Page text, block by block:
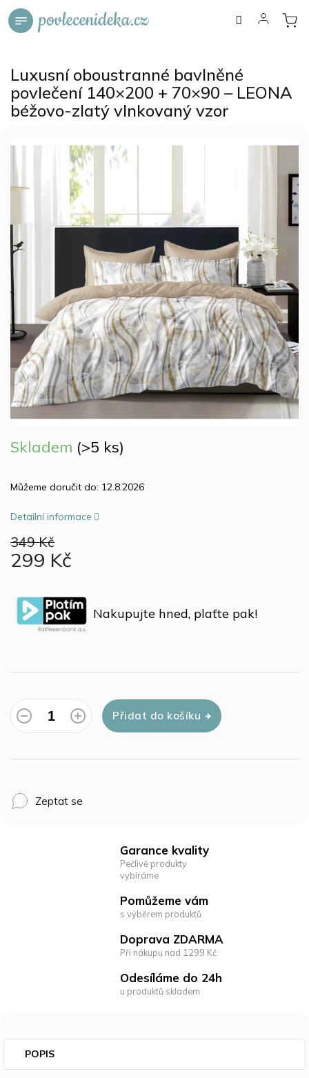
Přejít
na
Luxusní oboustranné bavlněné
povlečení 140×200 + 70×90 – LEONA
béžovo-zlatý vlnkovaný vzor
349 Kč
299 Kč
cena:
Nakupujte hned, plaťte pak!
Skladem (>5 ks)
Můžeme doručit do: 12.8.2026
Přidat do košíku
Detailní informace
Zeptat se
Garance kvality
Pečlivě produkty
vybíráme
Pomůžeme vám
s výběrem produktů
Doprava ZDARMA
Při nákupu nad 1299 Kč
Odesíláme do 24h
u produktů skladem
POPIS